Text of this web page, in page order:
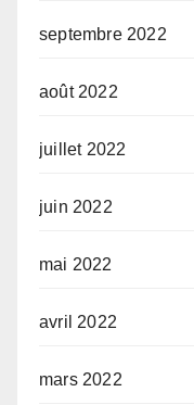
septembre 2022
août 2022
juillet 2022
juin 2022
mai 2022
avril 2022
mars 2022